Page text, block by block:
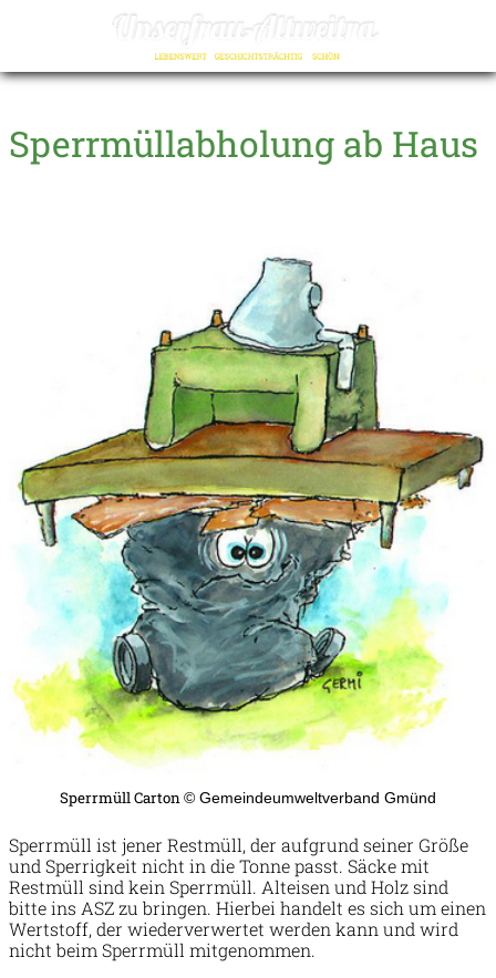
Sperrmüllabholung ab Haus
Sperrmüll Carton© Gemeindeumweltverband Gmünd
Sperrmüll ist jener Restmüll, der aufgrund seiner Größe
und Sperrigkeit nicht in die Tonne passt. Säcke mit
Restmüll sind kein Sperrmüll. Alteisen und Holz sind
bitte ins ASZ zu bringen. Hierbei handelt es sich um einen
Wertstoff, der wiederverwertet werden kann und wird
nicht beim Sperrmüll mitgenommen.